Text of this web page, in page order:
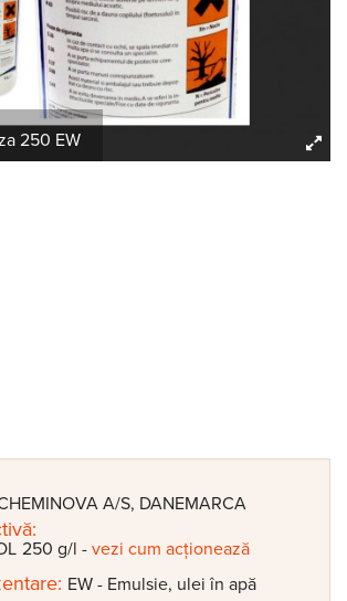
250 EW
A/S, DANEMARCA
250 g/l - vezi cum acționează
EW - Emulsie, ulei în apă